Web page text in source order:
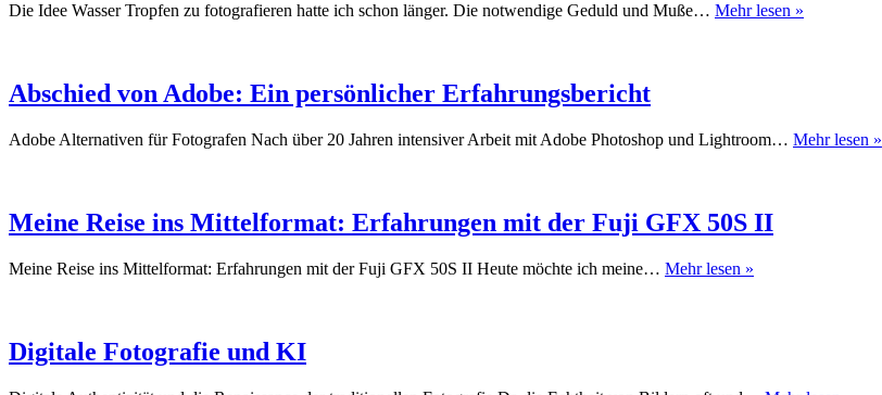
Die Idee Wasser Tropfen zu fotografieren hatte ich schon länger. Die notwendige Geduld und Muße… Mehr lesen »
Abschied von Adobe: Ein persönlicher Erfahrungsbericht
Adobe Alternativen für Fotografen Nach über 20 Jahren intensiver Arbeit mit Adobe Photoshop und Lightroom… Mehr lesen »
Meine Reise ins Mittelformat: Erfahrungen mit der Fuji GFX 50S II
Meine Reise ins Mittelformat: Erfahrungen mit der Fuji GFX 50S II Heute möchte ich meine… Mehr lesen »
Digitale Fotografie und KI